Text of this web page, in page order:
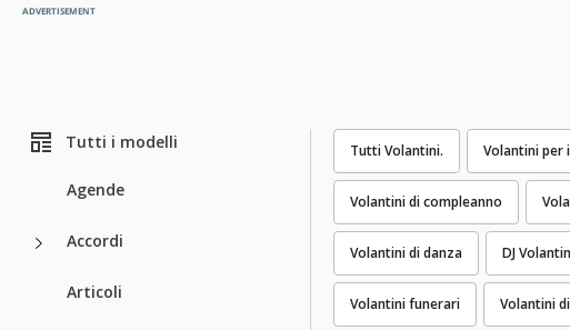
ADVERTISEMENT
Tutti i modelli
Agende
Accordi
Articoli
Tutti Volantini. Volantini per
Volantini di compleanno
Volantini di danza DJ
Volantini funerari Volantini